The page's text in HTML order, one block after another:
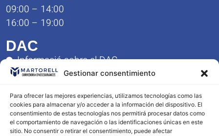
Gestionar consentimiento
Para ofrecer las mejores experiencias, utilizamos tecnologías como las
cookies para almacenar y/o acceder a la información del dispositivo. El
consentimiento de estas tecnologías nos permitirá procesar datos como
el comportamiento de navegación o las identificaciones únicas en este
sitio. No consentir o retirar el consentimiento, puede afectar
09:00 – 14:00
16:00 – 19:00
DAC
Informació sobre el DAC
Formulario de Queja y Reclamación
Contacto
977 23 10 56
603 96 36 87